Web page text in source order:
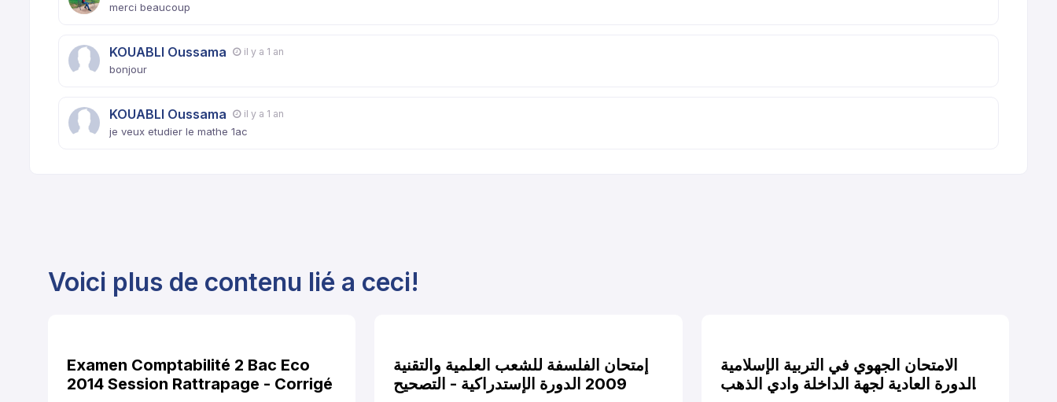
merci beaucoup
KOUABLI Oussama il y a 1 an
bonjour
KOUABLI Oussama il y a 1 an
je veux etudier le mathe 1ac
Voici plus de contenu lié a ceci!
Examen Comptabilité 2 Bac Eco
2014 Session Rattrapage - Corrigé
إمتحان الفلسفة للشعب العلمية والتقنية
2009 الدورة الإستدراكية - التصحيح
الامتحان الجهوي في التربية الإسلامية
الدورة العادية لجهة الداخلة وادي الذهب